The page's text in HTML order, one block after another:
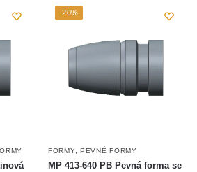
-20%
FORMY, PEVNÉ FORMY
MP 413-640 PB Pevná forma se